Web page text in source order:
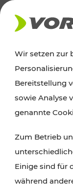
AKTUELLES
Wien,
Wanderungen,
Radtouren
Attraktionen
Angeboten des
Wir setzen zur
Bereitstellung
sowie Analyse
genannte
Zum Betrieb
Einige sind für
während